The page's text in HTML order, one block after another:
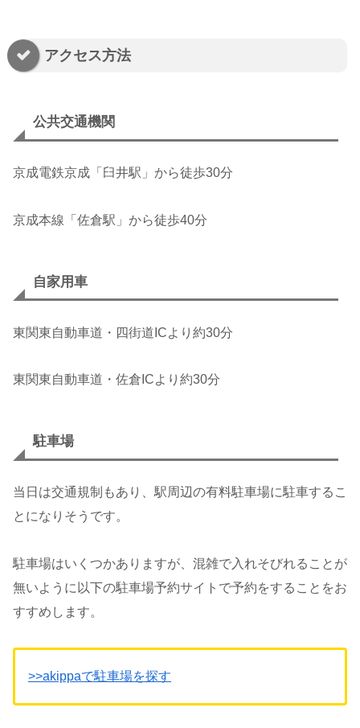
アクセス方法
公共交通機関
京成電鉄京成「臼井駅」から徒歩30分
京成本線「佐倉駅」から徒歩40分
自家用車
東関東自動車道・四街道ICより約30分
東関東自動車道・佐倉ICより約30分
駐車場
当日は交通規制もあり、駅周辺の有料駐車場に駐車するこ
とになりそうです。
駐車場はいくつかありますが、混雑で入れそびれることが
無いように以下の駐車場予約サイトで予約をすることをお
すすめします。
>>akippaで駐車場を探す